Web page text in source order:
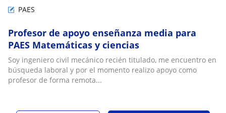
PAES
Profesor de apoyo enseñanza media para
PAES Matemáticas y ciencias
Soy ingeniero civil mecánico recién titulado, me encuentro en
búsqueda laboral y por el momento realizo apoyo como
profesor de forma remota...